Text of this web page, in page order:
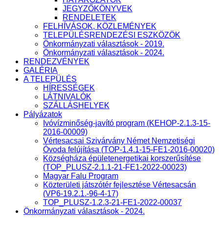
JEGYZŐKÖNYVEK
RENDELETEK
FELHÍVÁSOK, KÖZLEMÉNYEK
TELEPÜLÉSRENDEZÉSI ESZKÖZÖK
Önkormányzati választások - 2019.
Önkormányzati választások - 2024.
RENDEZVÉNYEK
GALÉRIA
A TELEPÜLÉS
HÍRESSÉGEK
LÁTNIVALÓK
SZÁLLÁSHELYEK
Pályázatok
Ivóvízminőség-javító program (KEHOP-2.1.3-15-
2016-00009)
Vértesacsai Szivárvány Német Nemzetiségi
Óvoda felújítása (TOP-1.4.1-15-FE1-2016-00020)
Községháza épületenergetikai korszerűsítése
(TOP_PLUSZ-2.1.1-21-FE1-2022-00023)
Magyar Falu Program
Közterületi játszótér fejlesztése Vértesacsán
(VP6-19.2.1.-96-4-17)
TOP_PLUSZ-1.2.3-21-FE1-2022-00037
Önkormányzati választások - 2024.